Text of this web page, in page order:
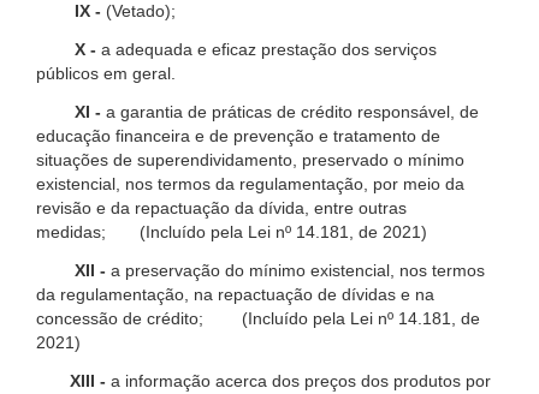
IX - (Vetado);
X - a adequada e eficaz prestação dos serviços
públicos em geral.
XI - a garantia de práticas de crédito responsável, de
educação financeira e de prevenção e tratamento de
situações de superendividamento, preservado o mínimo
existencial, nos termos da regulamentação, por meio da
revisão e da repactuação da dívida, entre outras
medidas; (Incluído pela Lei nº 14.181, de 2021)
XII - a preservação do mínimo existencial, nos termos
da regulamentação, na repactuação de dívidas e na
concessão de crédito; (Incluído pela Lei nº 14.181, de
2021)
XIII - a informação acerca dos preços dos produtos por